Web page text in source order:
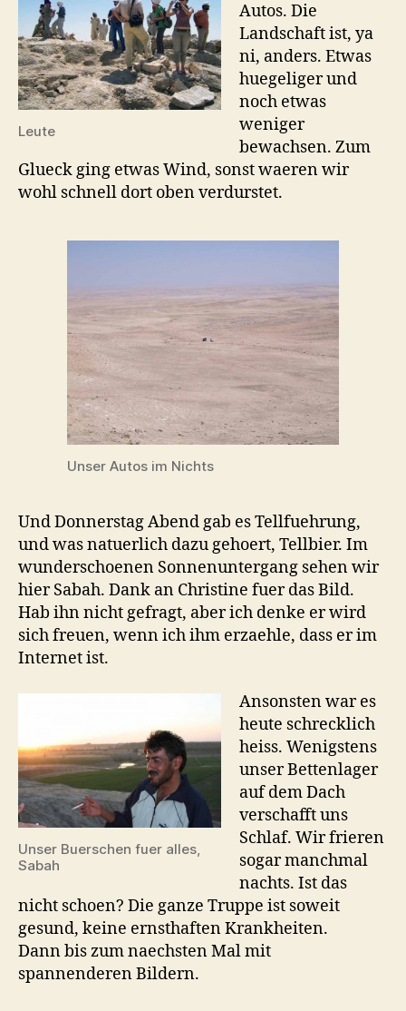
Leute
Autos. Die
Landschaft ist, ya
ni, anders. Etwas
huegeliger und
noch etwas
weniger
bewachsen. Zum
Glueck ging etwas Wind, sonst waeren wir
wohl schnell dort oben verdurstet.
Unser Autos im Nichts
Und Donnerstag Abend gab es Tellfuehrung,
und was natuerlich dazu gehoert, Tellbier. Im
wunderschoenen Sonnenuntergang sehen wir
hier Sabah. Dank an Christine fuer das Bild.
Hab ihn nicht gefragt, aber ich denke er wird
sich freuen, wenn ich ihm erzaehle, dass er im
Internet ist.
Unser Buerschen fuer alles,
Sabah
Ansonsten war es
heute schrecklich
heiss. Wenigstens
unser Bettenlager
auf dem Dach
verschafft uns
Schlaf. Wir frieren
sogar manchmal
nachts. Ist das
nicht schoen? Die ganze Truppe ist soweit
gesund, keine ernsthaften Krankheiten.
Dann bis zum naechsten Mal mit
spannenderen Bildern.